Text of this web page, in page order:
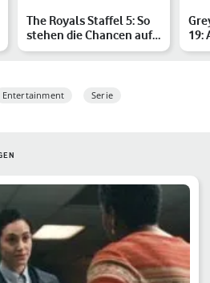
The Royals Staffel 5: So
stehen die Chancen auf
eine Fortsetzung
19:
Entertainment Serie